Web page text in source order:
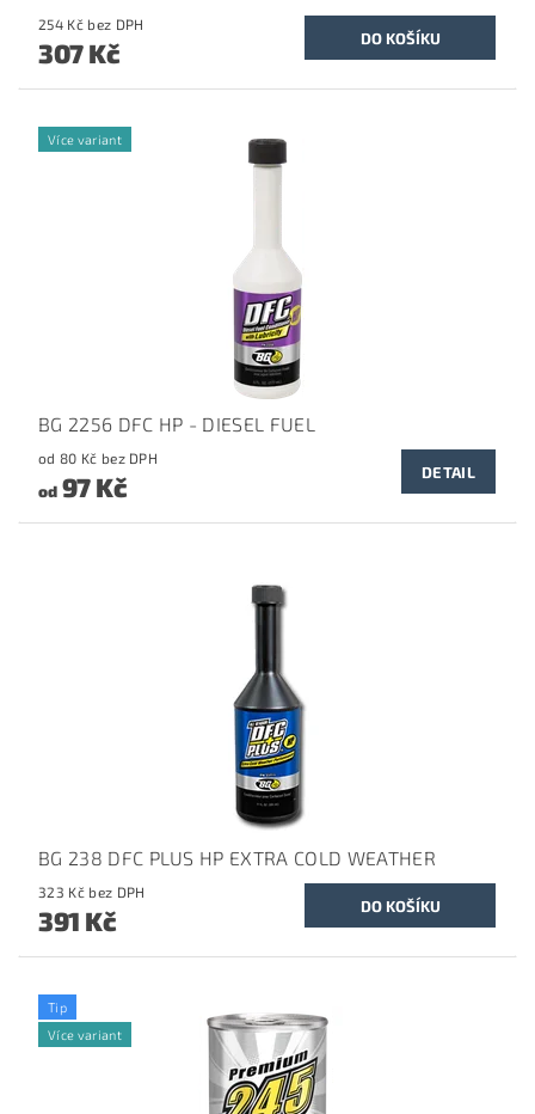
254 Kč bez DPH
307 Kč
Více variant
BG 2256 DFC HP - DIESEL FUEL
od 80 Kč bez DPH
od97 Kč DETAIL
BG 238 DFC PLUS HP EXTRA COLD WEATHER
323 Kč bez DPH
391 Kč
Tip
Více variant